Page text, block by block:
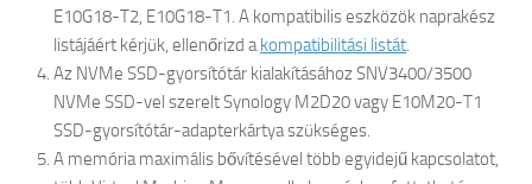
E10G18-T2, E10G18-T1. A kompatibilis eszközök naprakész
listájáért kérjük, ellenőrizd akompatibilitási listát.
Az NVMe SSD-gyorsítótár kialakításához SNV3400/3500
NVMe SSD-vel szerelt Synology M2D20 vagy E10M20-T1
SSD-gyorsítótár-adapterkártya szükséges.
A memória maximális bővítésével több egyidejű kapcsolatot,